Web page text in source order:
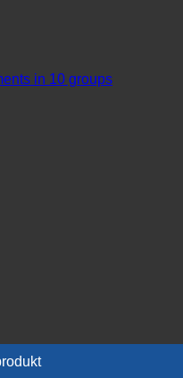
in 10 groups